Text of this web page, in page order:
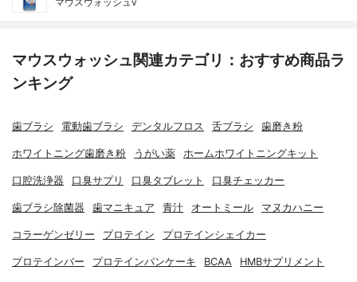
マウスウォッシュ関連カテゴリ：おすすめ商品ラ
ンキング
歯ブラシ 電動歯ブラシ デンタルフロス 舌ブラシ 歯磨き粉
ホワイトニング歯磨き粉 うがい薬 ホームホワイトニングキット
口腔洗浄器 口臭サプリ 口臭タブレット 口臭チェッカー
歯ブラシ除菌器 歯マニキュア 青汁 オートミール マヌカハニー
コラーゲンゼリー プロテイン プロテインシェイカー
プロテインバー プロテインパンケーキ BCAA HMBサプリメント